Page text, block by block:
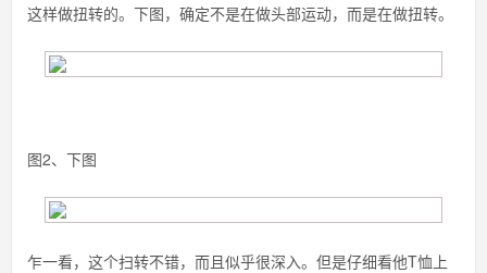
这样做扭转的。下图，确定不是在做头部运动，而是在做扭转。
图2、下图
乍一看，这个扫转不错，而且似乎很深入。但是仔细看他T恤上